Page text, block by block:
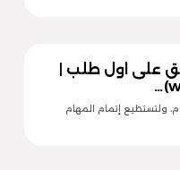
على اول طلب |
ولتستطيع إتمام المهام